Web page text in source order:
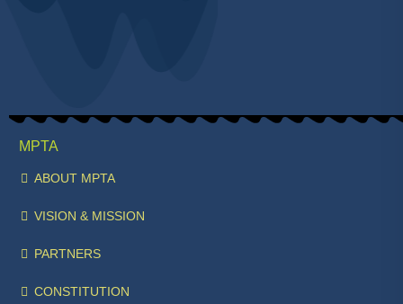
MPTA
ABOUT MPTA
VISION & MISSION
PARTNERS
CONSTITUTION